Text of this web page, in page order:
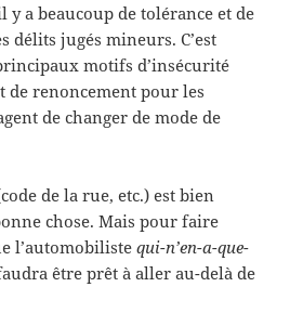
y a beaucoup de tolérance et de
délits jugés mineurs. C’est
motifs d’insécurité
de renoncement pour les
de changer de mode de
de la rue, etc.) est bien
chose. Mais pour faire
l’automobilistequi-n’en-a-que-
être prêt à aller au-delà de